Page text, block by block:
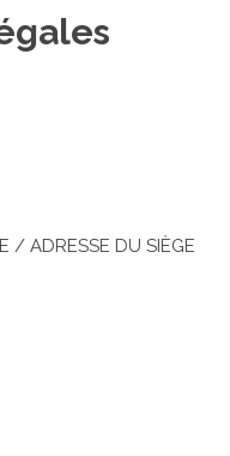
/ ADRESSE DU SIÈGE